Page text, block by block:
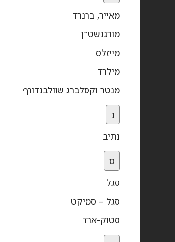
מאייר, ברנרד
מורגנשטרן
מייזלס
מילרד
מנטר וקסלברג שוולבנדורף
נ
נתיב
ס
סגל
סגל – סמיקט
סטוק-ארד